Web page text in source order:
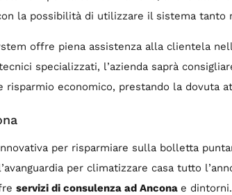
la possibilità di utilizzare il sistema
offre piena assistenza alla clientela
specializzati, l’azienda saprà
economico, prestando la dovuta
per risparmiare sulla bolletta
per climatizzare casa tutto
servizi di consulenza ad Ancona e dintorni.